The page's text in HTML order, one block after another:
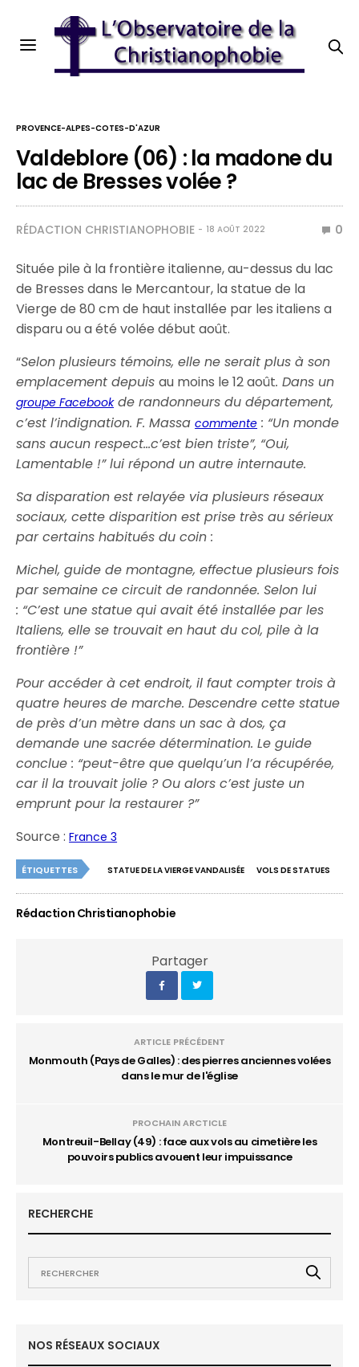
PROVENCE-ALPES-COTES-D'AZUR
Valdeblore (06) : la madone du
lac de Bresses volée ?
RÉDACTION CHRISTIANOPHOBIE 18 AOÛT 2022 0
Située pile à la frontière italienne, au-dessus du lac
de Bresses dans le Mercantour, la statue de la
Vierge de 80 cm de haut installée par les italiens a
disparu ou a été volée début août.
“Selon plusieurs témoins, elle ne serait plus à son
emplacement depuisau moins le 12 août. Dans un
groupe Facebookde randonneurs du département,
c’est l’indignation. F. Massacommente : “Un monde
sans aucun respect…c’est bien triste”, “Oui,
Lamentable !” lui répond un autre internaute.
Sa disparation est relayée via plusieurs réseaux
sociaux, cette disparition est prise très au sérieux
par certains habitués du coin :
Michel, guide de montagne, effectue plusieurs fois
par semaine ce circuit de randonnée. Selon lui
: “C’est une statue qui avait été installée par les
Italiens, elle se trouvait en haut du col, pile à la
frontière !”
Pour accéder à cet endroit, il faut compter trois à
quatre heures de marche. Descendre cette statue
de près d’un mètre dans un sac à dos, ça
demande une sacrée détermination. Le guide
conclue : “peut-être que quelqu’un l’a récupérée,
car il la trouvait jolie ? Ou alors c’est juste un
emprunt pour la restaurer ?”
Source :France 3
ÉTIQUETTES STATUE DE LA VIERGE VANDALISÉE VOLS DE STATUES
Rédaction Christianophobie
Partager
ARTICLE PRÉCÉDENT
Monmouth (Pays de Galles) : des pierres anciennes volées
dans le mur de l'église
PROCHAIN ARCTICLE
Montreuil-Bellay (49) : face aux vols au cimetière les
pouvoirs publics avouent leur impuissance
RECHERCHE
NOS RÉSEAUX SOCIAUX